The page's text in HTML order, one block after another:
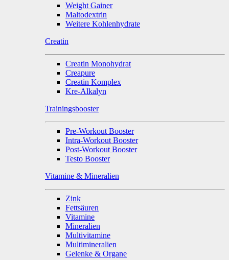
Weight Gainer
Maltodextrin
Weitere Kohlenhydrate
Creatin
Creatin Monohydrat
Creapure
Creatin Komplex
Kre-Alkalyn
Trainingsbooster
Pre-Workout Booster
Intra-Workout Booster
Post-Workout Booster
Testo Booster
Vitamine & Mineralien
Zink
Fettsäuren
Vitamine
Mineralien
Multivitamine
Multimineralien
Gelenke & Organe